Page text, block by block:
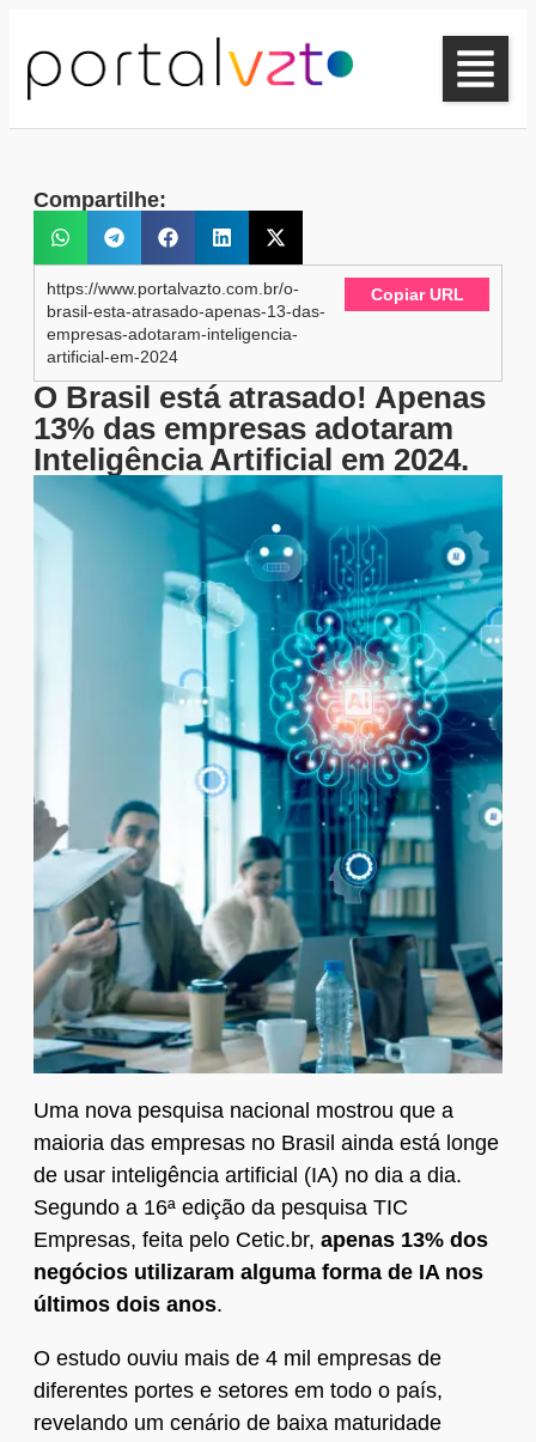
Compartilhe:
https://www.portalvazto.com.br/o-
brasil-esta-atrasado-apenas-13-das-
empresas-adotaram-inteligencia-
artificial-em-2024
Copiar URL
O Brasil está atrasado! Apenas
13% das empresas adotaram
Inteligência Artificial em 2024.
Uma nova pesquisa nacional mostrou que a
maioria das empresas no Brasil ainda está longe
de usar inteligência artificial (IA) no dia a dia.
Segundo a 16ª edição da pesquisa TIC
Empresas, feita pelo Cetic.br, apenas 13% dos
negócios utilizaram alguma forma de IA nos
últimos dois anos.
O estudo ouviu mais de 4 mil empresas de
diferentes portes e setores em todo o país,
revelando um cenário de baixa maturidade